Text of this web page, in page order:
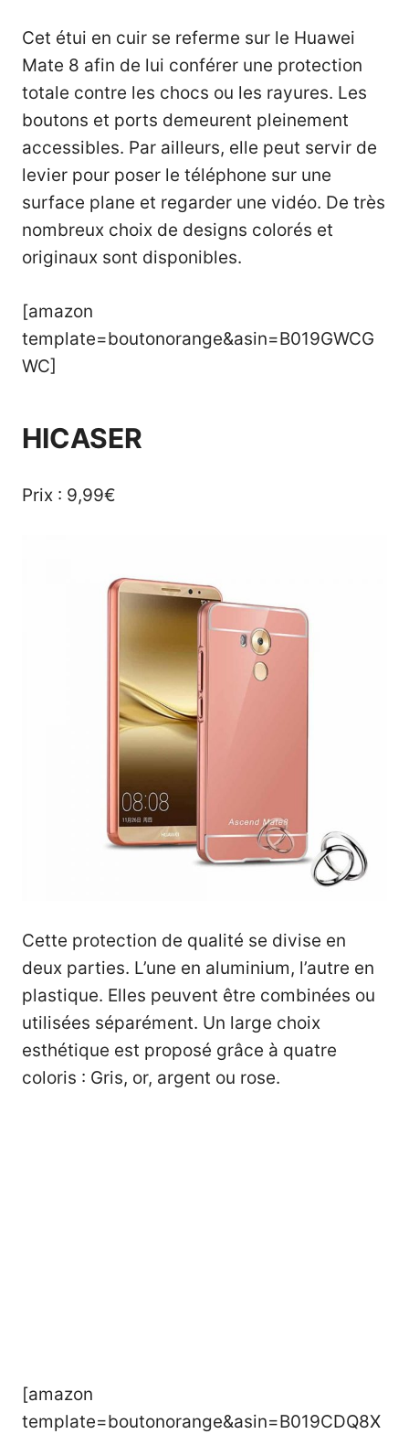
Cet étui en cuir se referme sur le Huawei
Mate 8 afin de lui conférer une protection
totale contre les chocs ou les rayures. Les
boutons et ports demeurent pleinement
accessibles. Par ailleurs, elle peut servir de
levier pour poser le téléphone sur une
surface plane et regarder une vidéo. De très
nombreux choix de designs colorés et
originaux sont disponibles.
[amazon
template=boutonorange&asin=B019GWCG
WC]
HICASER
Prix : 9,99€
Cette protection de qualité se divise en
deux parties. L’une en aluminium, l’autre en
plastique. Elles peuvent être combinées ou
utilisées séparément. Un large choix
esthétique est proposé grâce à quatre
coloris : Gris, or, argent ou rose.
[amazon
template=boutonorange&asin=B019CDQ8X